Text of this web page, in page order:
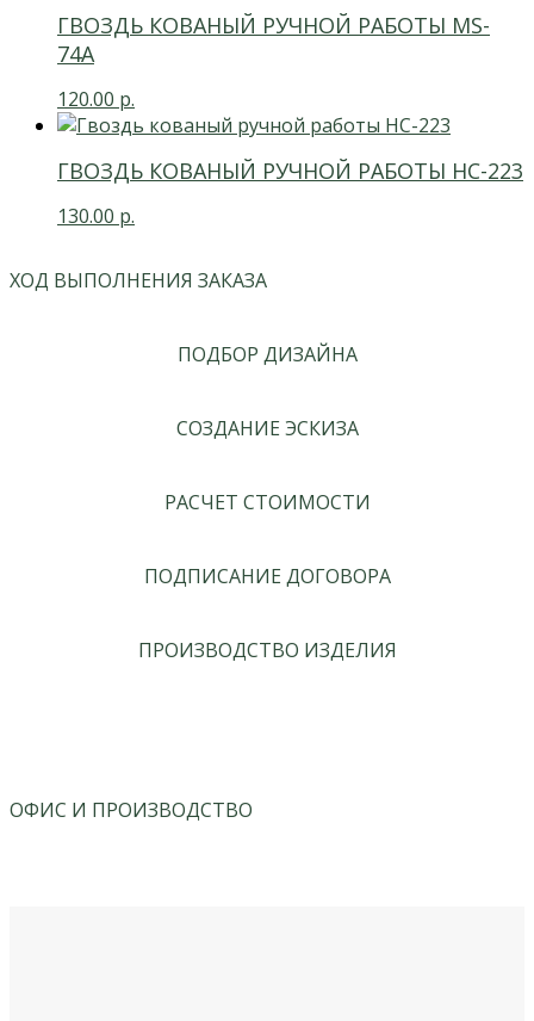
ГВОЗДЬ КОВАНЫЙ РУЧНОЙ РАБОТЫ MS-
74А
120.00 р.
ГВОЗДЬ КОВАНЫЙ РУЧНОЙ РАБОТЫ НС-223
130.00 р.
ХОД ВЫПОЛНЕНИЯ ЗАКАЗА
ПОДБОР ДИЗАЙНА
СОЗДАНИЕ ЭСКИЗА
РАСЧЕТ СТОИМОСТИ
ПОДПИСАНИЕ ДОГОВОРА
ПРОИЗВОДСТВО ИЗДЕЛИЯ
ОФИС И ПРОИЗВОДСТВО